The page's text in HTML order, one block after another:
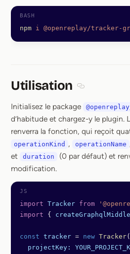
npm i @openreplay/tracker-
Utilisation
Initialisez le package
d’habitude et chargez-y le plugin.
renverra la fonction, qui reçoit
operationKind , operationName
et duration (0 par défaut) et
modification.
import Tracker from
import {
const tracker = new Tracker
  projectKey: